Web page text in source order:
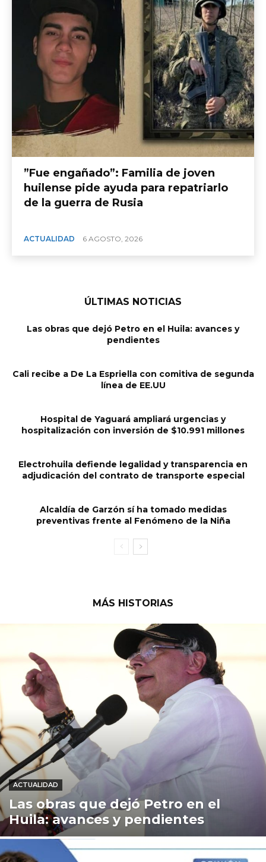
​”Fue engañado”: Familia de joven
huilense pide ayuda para repatriarlo
de la guerra de Rusia
ACTUALIDAD 6 AGOSTO, 2026
ÚLTIMAS NOTICIAS
Las obras que dejó Petro en el Huila: avances y
pendientes
Cali recibe a De La Espriella con comitiva de segunda
línea de EE.UU
Hospital de Yaguará ampliará urgencias y
hospitalización con inversión de $10.991 millones
Electrohuila defiende legalidad y transparencia en
adjudicación del contrato de transporte especial
Alcaldía de Garzón sí ha tomado medidas
preventivas frente al Fenómeno de la Niña
MÁS HISTORIAS
ACTUALIDAD
Las obras que dejó Petro en el
Huila: avances y pendientes